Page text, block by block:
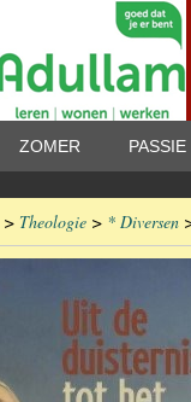
ZOMER PASSIE
> Theologie > * Diversen